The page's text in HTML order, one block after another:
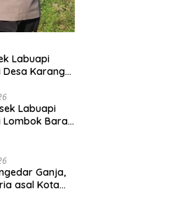
Labuapi
Desa Karang
Labuapi
Lombok Barat
Ganja,
asal Kota